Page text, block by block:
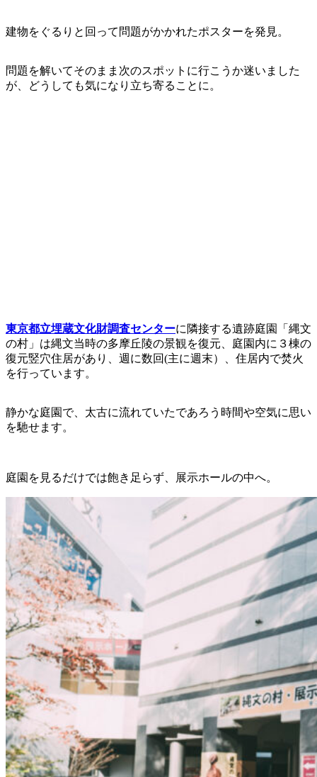
建物をぐるりと回って問題がかかれたポスターを発見。
問題を解いてそのまま次のスポットに行こうか迷いました
が、どうしても気になり立ち寄ることに。
東京都立埋蔵文化財調査センターに隣接する遺跡庭園「縄文
の村」は縄文当時の多摩丘陵の景観を復元、庭園内に３棟の
復元竪穴住居があり、週に数回(主に週末）、住居内で焚火
を行っています。
静かな庭園で、太古に流れていたであろう時間や空気に思い
を馳せます。
庭園を見るだけでは飽き足らず、展示ホールの中へ。